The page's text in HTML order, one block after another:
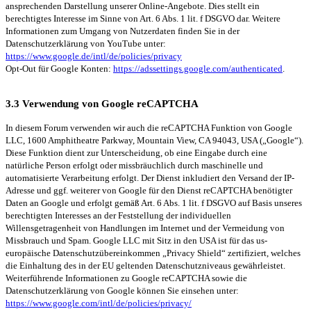
ansprechenden Darstellung unserer Online-Angebote. Dies stellt ein
berechtigtes Interesse im Sinne von Art. 6 Abs. 1 lit. f DSGVO dar. Weitere
Informationen zum Umgang von Nutzerdaten finden Sie in der
Datenschutzerklärung von YouTube unter:
https://www.google.de/intl/de/policies/privacy
Opt-Out für Google Konten: https://adssettings.google.com/authenticated.
3.3 Verwendung von Google reCAPTCHA
In diesem Forum verwenden wir auch die reCAPTCHA Funktion von Google
LLC, 1600 Amphitheatre Parkway, Mountain View, CA 94043, USA („Google“).
Diese Funktion dient zur Unterscheidung, ob eine Eingabe durch eine
natürliche Person erfolgt oder missbräuchlich durch maschinelle und
automatisierte Verarbeitung erfolgt. Der Dienst inkludiert den Versand der IP-
Adresse und ggf. weiterer von Google für den Dienst reCAPTCHA benötigter
Daten an Google und erfolgt gemäß Art. 6 Abs. 1 lit. f DSGVO auf Basis unseres
berechtigten Interesses an der Feststellung der individuellen
Willensgetragenheit von Handlungen im Internet und der Vermeidung von
Missbrauch und Spam. Google LLC mit Sitz in den USA ist für das us-
europäische Datenschutzübereinkommen „Privacy Shield“ zertifiziert, welches
die Einhaltung des in der EU geltenden Datenschutzniveaus gewährleistet.
Weiterführende Informationen zu Google reCAPTCHA sowie die
Datenschutzerklärung von Google können Sie einsehen unter:
https://www.google.com/intl/de/policies/privacy/